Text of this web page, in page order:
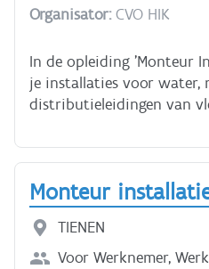
schooljaar, met een
proefexamen eens. Ook
in alle mogelijke situaties. Je hebt ongeveer 3 uur
nodig voor deze cursus.
Organisator:CVO HIK
In de opleiding 'Monteur
je installaties voor water,
distributieleidingen van
verwarmings- of
residentieel of niet-
te stellen en te
Monteur
TIENEN
Voor Werknemer,